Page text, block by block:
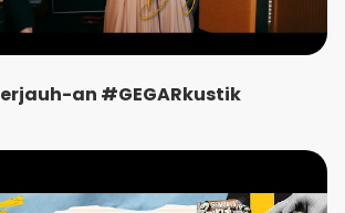
an #GEGARkustik